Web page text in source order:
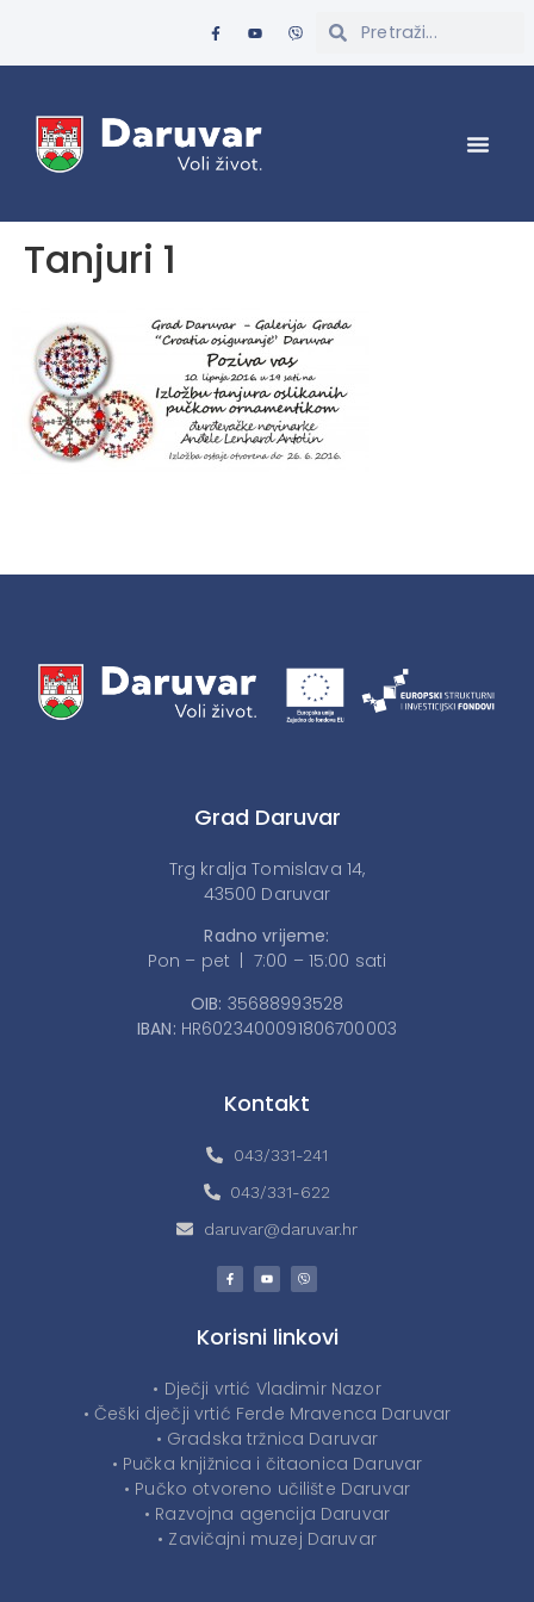
Tanjuri 1
Grad Daruvar
Trg kralja Tomislava 14,
43500 Daruvar
Radno vrijeme:
Pon – pet | 7:00 – 15:00 sati
OIB: 35688993528
IBAN: HR6023400091806700003
Kontakt
043/331-241
043/331-622
daruvar@daruvar.hr
Korisni linkovi
• Dječji vrtić Vladimir Nazor
• Češki dječji vrtić Ferde Mravenca Daruvar
• Gradska tržnica Daruvar
• Pučka knjižnica i čitaonica Daruvar
• Pučko otvoreno učilište Daruvar
• Razvojna agencija Daruvar
• Zavičajni muzej Daruvar